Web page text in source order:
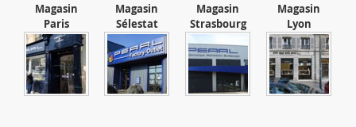
Magasin
Paris
Magasin
Sélestat
Magasin
Strasbourg
Magasin
Lyon